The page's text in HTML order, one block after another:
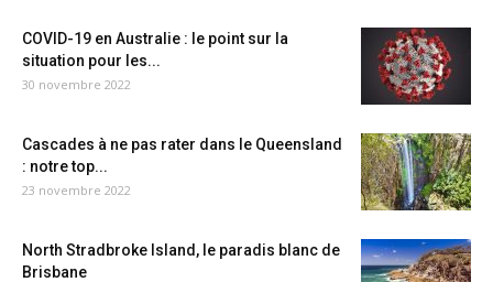
COVID-19 en Australie : le point sur la
situation pour les...
30 novembre 2022
Cascades à ne pas rater dans le Queensland
: notre top...
23 novembre 2022
North Stradbroke Island, le paradis blanc de
Brisbane